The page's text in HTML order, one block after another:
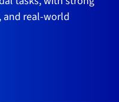
and real-world